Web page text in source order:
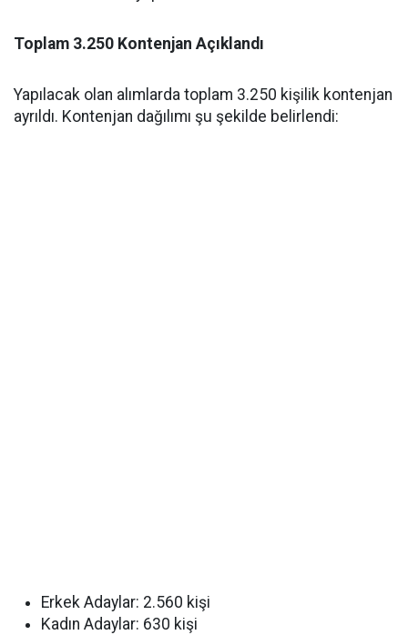
Toplam 3.250 Kontenjan Açıklandı
Yapılacak olan alımlarda toplam 3.250 kişilik kontenjan
ayrıldı. Kontenjan dağılımı şu şekilde belirlendi:
Erkek Adaylar: 2.560 kişi
Kadın Adaylar: 630 kişi